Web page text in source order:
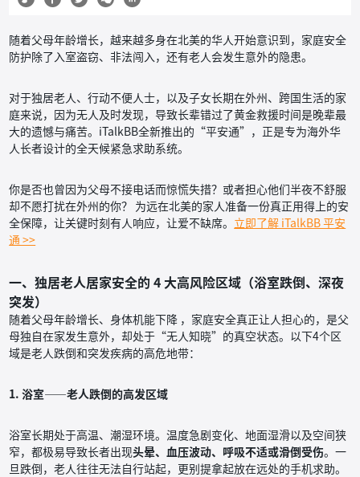
随着父母年龄增长，越来越多身在北美的华人开始意识到，家庭安全
防护除了入室盗窃、非法闯入，还有老人会发生意外的隐患。
对于独居老人、行动不便人士，以及子女长期在外州、跨国生活的家
庭来说，因为无人及时发现，导致长辈错过了黄金救援时间是晚辈最
大的遗憾与痛苦。iTalkBB全新推出的“平安通”，正是专为海外华
人长者设计的全天候紧急求助系统。
你是否也曾因为父母不接电话而惊慌失措？或者担心他们半夜不舒服
却不愿打扰在外州的你？ 为远在北美的家人准备一份真正用得上的安
全保障，让关键时刻有人响应，让爱不缺席。 立即了解 iTalkBB 平安
通 >>
一、独居老人居家安全的 4 大高风险区域（浴室跌倒、深夜
突发）
随着父母年龄增长、身体机能下降 ，家庭安全真正让人担心的，是父
母独自在家发生意外，却处于“无人知晓”的真空状态。以下4个区
域是老人跌倒和突发疾病的高危地带：
1. 浴室——老人跌倒的高发区域
浴室长期处于高温、潮湿环境。温度急剧变化、地面湿滑以及空间狭
窄，都极易导致长者出现头晕、血压波动、呼吸不适或滑倒受伤。一
旦跌倒，老人往往无法自行站起，更别提拿起放在远处的手机求助。